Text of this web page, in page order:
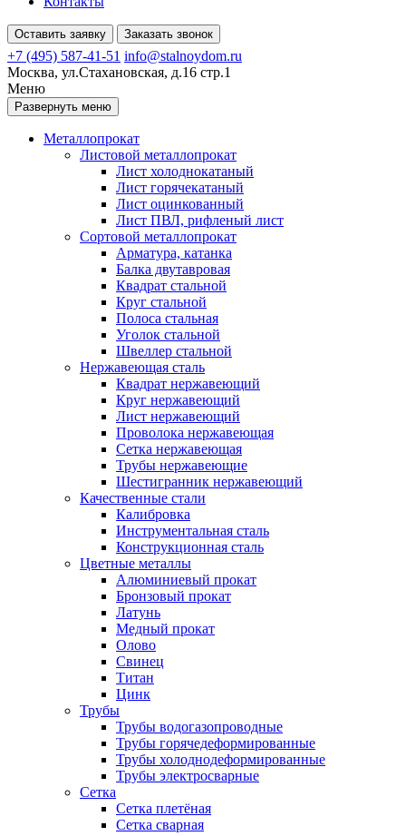
Оставить заявку Заказать звонок
+7 (495) 587-41-51 info@stalnoydom.ru
Москва, ул.Стахановская, д.16 стр.1
Меню
Развернуть меню
Металлопрокат
Листовой металлопрокат
Лист холоднокатаный
Лист горячекатаный
Лист оцинкованный
Лист ПВЛ, рифленый лист
Сортовой металлопрокат
Арматура, катанка
Балка двутавровая
Квадрат стальной
Круг стальной
Полоса стальная
Уголок стальной
Швеллер стальной
Нержавеющая сталь
Квадрат нержавеющий
Круг нержавеющий
Лист нержавеющий
Проволока нержавеющая
Сетка нержавеющая
Трубы нержавеющие
Шестигранник нержавеющий
Качественные стали
Калибровка
Инструментальная сталь
Конструкционная сталь
Цветные металлы
Алюминиевый прокат
Бронзовый прокат
Латунь
Медный прокат
Олово
Свинец
Титан
Цинк
Трубы
Трубы водогазопроводные
Трубы горячедеформированные
Трубы холоднодеформированные
Трубы электросварные
Сетка
Сетка плетёная
Сетка сварная